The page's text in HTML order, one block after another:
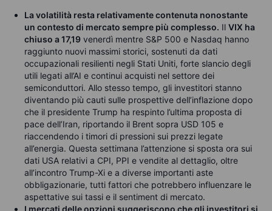
La volatilità resta relativamente contenuta nonostante
un contesto di mercato sempre più complesso. Il VIX ha
chiuso a 17,19 venerdì mentre S&P 500 e Nasdaq hanno
raggiunto nuovi massimi storici, sostenuti da dati
occupazionali resilienti negli Stati Uniti, forte slancio degli
utili legati all’AI e continui acquisti nel settore dei
semiconduttori. Allo stesso tempo, gli investitori stanno
diventando più cauti sulle prospettive dell’inflazione dopo
che il presidente Trump ha respinto l’ultima proposta di
pace dell’Iran, riportando il Brent sopra USD 105 e
riaccendendo i timori di pressioni sui prezzi legate
all’energia. Questa settimana l’attenzione si sposta ora sui
dati USA relativi a CPI, PPI e vendite al dettaglio, oltre
all’incontro Trump-Xi e a diverse importanti aste
obbligazionarie, tutti fattori che potrebbero influenzare le
aspettative sui tassi e il sentiment di mercato.
I mercati delle opzioni suggeriscono che gli investitori si